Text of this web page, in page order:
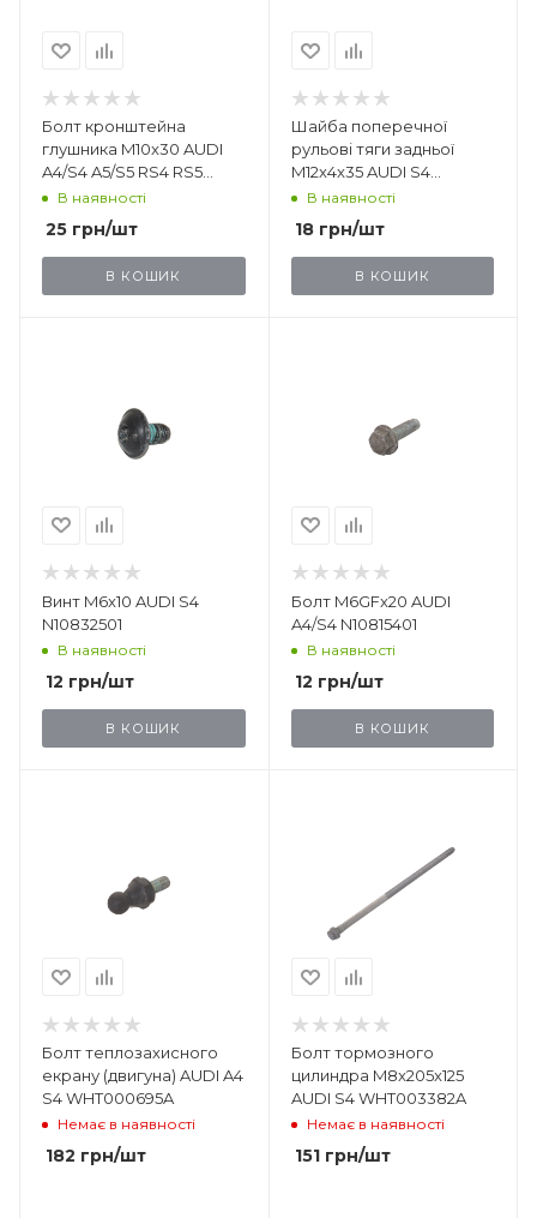
Болт кронштейна
глушника M10x30 AUDI
A4/S4 A5/S5 RS4 RS5
N91264101
В наявності
25 грн/шт
В КОШИК
Шайба поперечної
рульові тяги задньої
M12x4x35 AUDI S4
WHT007041
В наявності
18грн/шт
В КОШИК
Винт M6x10 AUDI S4
N10832501
В наявності
12 грн/шт
В КОШИК
Болт M6GFx20 AUDI
A4/S4 N10815401
В наявності
12 грн/шт
В КОШИК
Болт теплозахисного
екрану (двигуна) AUDI A4
S4 WHT000695A
Немає в наявності
182 грн/шт
Болт тормозного
цилиндра M8x205x125
AUDI S4 WHT003382A
Немає в наявності
151грн/шт